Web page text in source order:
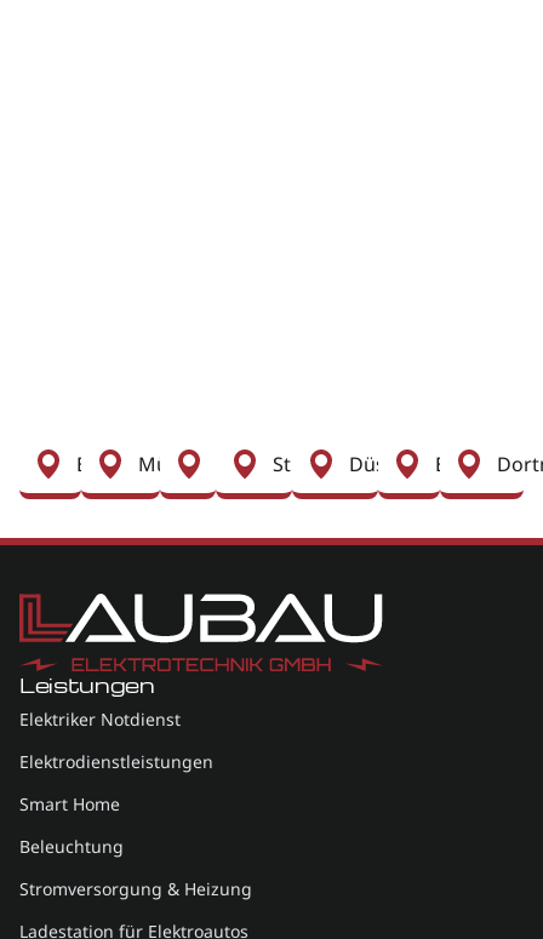
Berlin München Köln StuttgartDüsseldorfEssen
Leistungen
Elektriker Notdienst
Elektrodienstleistungen
Smart Home
Beleuchtung
Stromversorgung & Heizung
Ladestation für Elektroautos